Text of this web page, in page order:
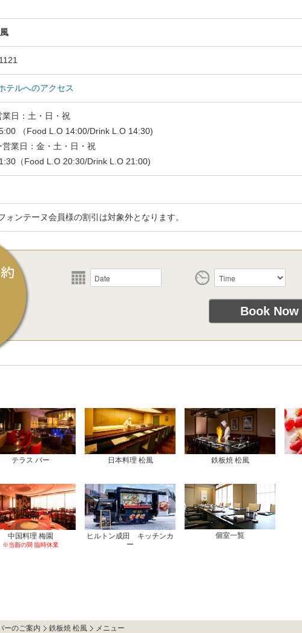
テルへのアクセス
業日：土・日・祝
（Food L.O 14:00/Drink L.O 14:30)
営業日：金・土・日・祝
（Food L.O 20:30/Drink L.O 21:00)
ォンテーヌ会員様の割引は対象外となります。
テラス バー 日本料理 松風 鉄板焼 松風
中国料理 梅園
※当面の間 臨時休業
ヒルトン成田 キッチンカ
ー
個室一覧
ーのご案内 鉄板焼 松風 メニュー